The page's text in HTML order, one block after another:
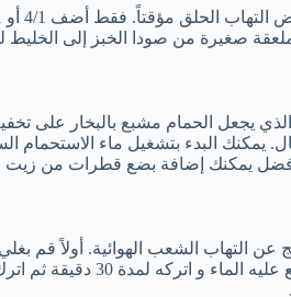
صغيرة من صودا الخبز إلى
يجعل الحمام مشبع بالبخار على
يمكنك البدء بتشغيل ماء الاستحمام
أفضل يمكنك إضافة بضع قطرات من زيت
عن التهاب الشعب الهوائية. أولاً قم
على هريس ناعم. ضع الخليط